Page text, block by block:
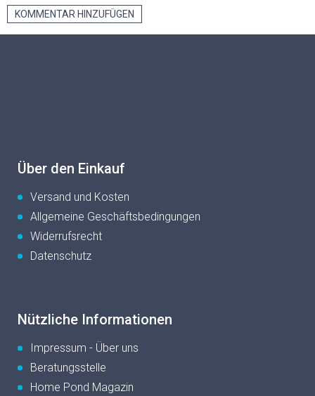
KOMMENTAR HINZUFÜGEN
Über den Einkauf
Versand und Kosten
Allgemeine Geschäftsbedingungen
Widerrufsrecht
Datenschutz
Nützliche Informationen
Impressum - Über uns
Beratungsstelle
Home Pond Magazin